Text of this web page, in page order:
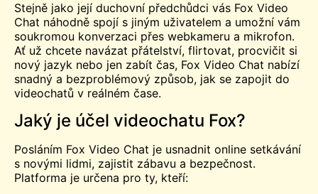
Stejně jako její duchovní předchůdci vás Fox Video
Chat náhodně spojí s jiným uživatelem a umožní vám
soukromou konverzaci přes webkameru a mikrofon.
Ať už chcete navázat přátelství, flirtovat, procvičit si
nový jazyk nebo jen zabít čas, Fox Video Chat nabízí
snadný a bezproblémový způsob, jak se zapojit do
videochatů v reálném čase.
Jaký je účel videochatu Fox?
Posláním Fox Video Chat je usnadnit online setkávání
s novými lidmi, zajistit zábavu a bezpečnost.
Platforma je určena pro ty, kteří: